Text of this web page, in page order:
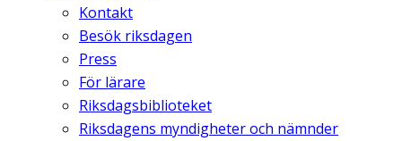
Kontakt
Besök riksdagen
Press
För lärare
Riksdagsbiblioteket
Riksdagens myndigheter och nämnder